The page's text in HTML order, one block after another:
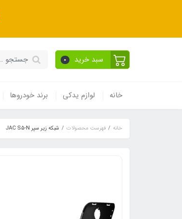
سبد خرید 0
خانه لوازم یدکی برند خودروها
خانه فهرست محصولات شبکه زیر سپر JAC S5-N